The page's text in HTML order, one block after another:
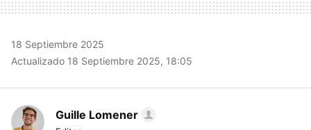
18 Septiembre 2025
Actualizado 18 Septiembre 2025, 18:05
Guille Lomener